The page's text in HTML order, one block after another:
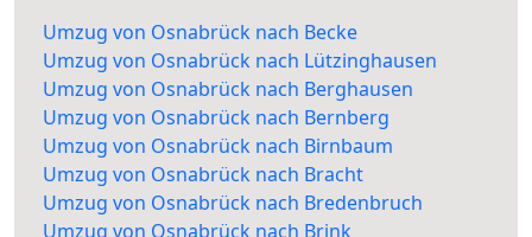
Umzug von Osnabrück nach Becke
Umzug von Osnabrück nach Lützinghausen
Umzug von Osnabrück nach Berghausen
Umzug von Osnabrück nach Bernberg
Umzug von Osnabrück nach Birnbaum
Umzug von Osnabrück nach Bracht
Umzug von Osnabrück nach Bredenbruch
Umzug von Osnabrück nach Brink